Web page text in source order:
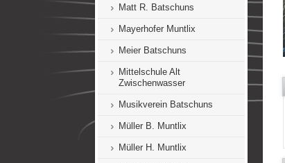
Matt R. Batschuns
Mayerhofer Muntlix
Meier Batschuns
Mittelschule Alt
Zwischenwasser
Musikverein Batschuns
Müller B. Muntlix
Müller H. Muntlix